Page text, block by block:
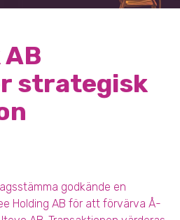
strategisk
godkände en
Holding AB för att förvärva Å-